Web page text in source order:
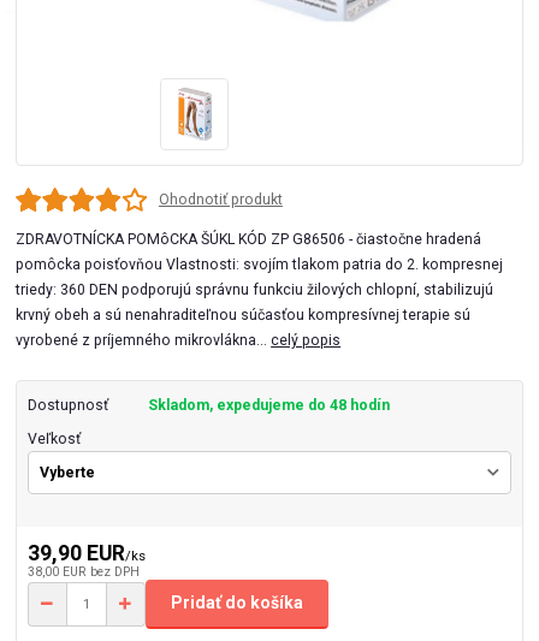
Ohodnotiť produkt
ZDRAVOTNÍCKA POMôCKA ŠÚKL KÓD ZP G86506 - čiastočne hradená
pomôcka poisťovňou Vlastnosti: svojím tlakom patria do 2. kompresnej
triedy: 360 DEN podporujú správnu funkciu žilových chlopní, stabilizujú
krvný obeh a sú nenahraditeľnou súčasťou kompresívnej terapie sú
vyrobené z príjemného mikrovlákna...celý popis
Dostupnosť Skladom, expedujeme do 48 hodín
Veľkosť
39,90 EUR/ks
38,00 EUR bez DPH
Pridať do košíka